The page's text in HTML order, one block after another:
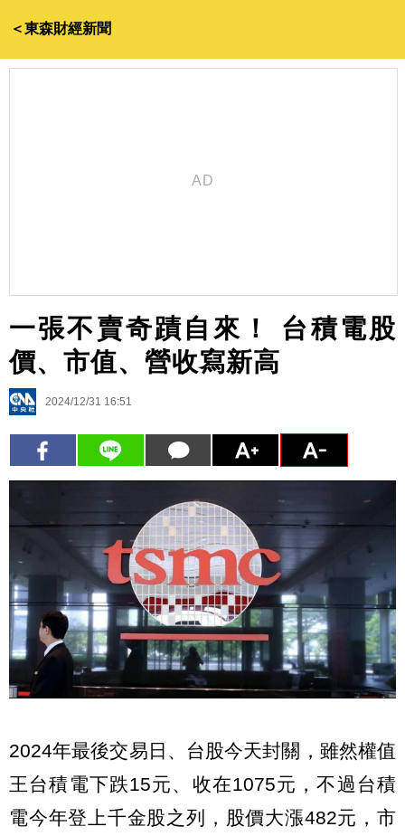
＜東森財經新聞
一張不賣奇蹟自來！ 台積電股
價、市值、營收寫新高
2024/12/31 16:51
2024年最後交易日、台股今天封關，雖然權值
王台積電下跌15元、收在1075元，不過台積
電今年登上千金股之列，股價大漲482元，市